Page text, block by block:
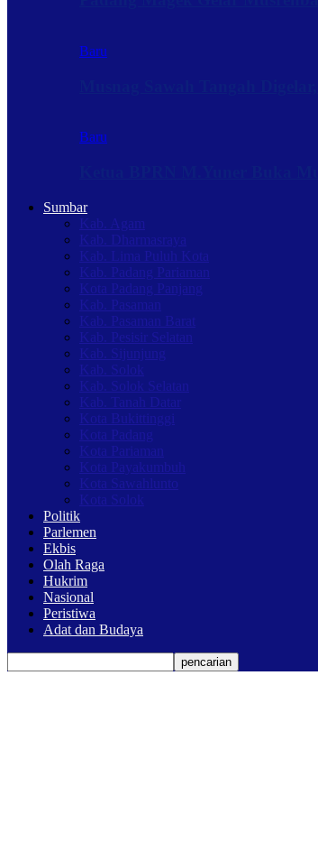
Baru
Baru
Sumbar
Kab. Agam
Kab. Dharmasraya
Kab. Lima Puluh Kota
Kab. Padang Pariaman
Kota Padang Panjang
Kab. Pasaman
Kab. Pasaman Barat
Kab. Pesisir Selatan
Kab. Sijunjung
Kab. Solok
Kab. Solok Selatan
Kab. Tanah Datar
Kota Bukittinggi
Kota Padang
Kota Pariaman
Kota Payakumbuh
Kota Sawahlunto
Kota Solok
Politik
Parlemen
Ekbis
Olah Raga
Hukrim
Nasional
Peristiwa
Adat dan Budaya